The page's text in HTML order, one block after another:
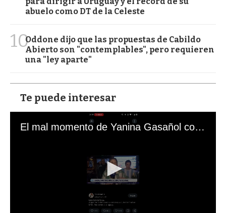
abuelo como DT de la Celeste
10Oddone dijo que las propuestas de Cabildo
Abierto son "contemplables", pero requieren
una "ley aparte"
Te puede interesar
El mal momento de Yanina Gasañol con un hincha argentino en "Subrayado"